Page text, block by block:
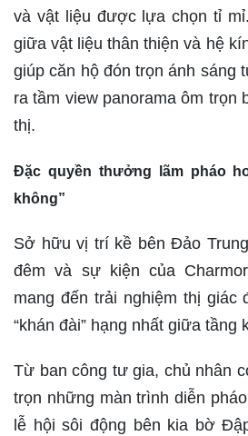
và vật liệu được lựa chọn tỉ
giữa vật liệu thân thiện và hệ
giúp căn hộ đón trọn ánh sáng
ra tầm view panorama ôm trọn
thị.
Đặc quyền thưởng lãm pháo
không”
Sở hữu vị trí kề bên Đảo
đêm và sự kiện của
mang đến trải nghiệm thị giác
“khán đài” hạng nhất giữa tầng
Từ ban công tư gia, chủ nhân
trọn những màn trình diễn
lễ hội sôi động bên kia bờ